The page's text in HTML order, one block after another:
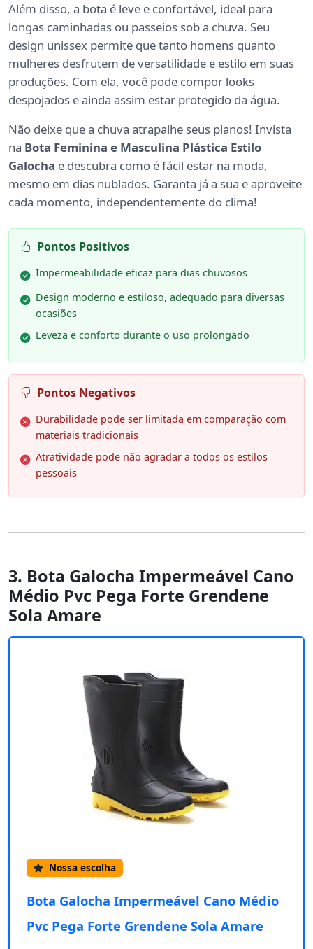
Além disso, a bota é leve e confortável, ideal para
longas caminhadas ou passeios sob a chuva. Seu
design unissex permite que tanto homens quanto
mulheres desfrutem de versatilidade e estilo em suas
produções. Com ela, você pode compor looks
despojados e ainda assim estar protegido da água.
Não deixe que a chuva atrapalhe seus planos! Invista
na Bota Feminina e Masculina Plástica Estilo
Galocha e descubra como é fácil estar na moda,
mesmo em dias nublados. Garanta já a sua e aproveite
cada momento, independentemente do clima!
Pontos Positivos
Impermeabilidade eficaz para dias chuvosos
Design moderno e estiloso, adequado para diversas
ocasiões
Leveza e conforto durante o uso prolongado
Pontos Negativos
Durabilidade pode ser limitada em comparação com
materiais tradicionais
Atratividade pode não agradar a todos os estilos
pessoais
3. Bota Galocha Impermeável Cano
Médio Pvc Pega Forte Grendene
Sola Amare
Nossa escolha
Bota Galocha Impermeável Cano Médio
Pvc Pega Forte Grendene Sola Amare